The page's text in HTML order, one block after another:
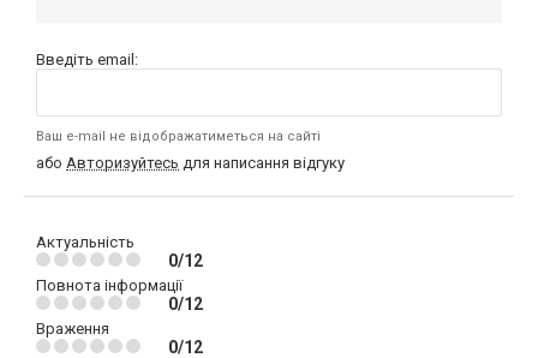
Введіть email:
Ваш e-mail не відображатиметься на сайті
або Авторизуйтесь для написання відгуку
Актуальність
0/12
Повнота інформації
0/12
Враження
0/12